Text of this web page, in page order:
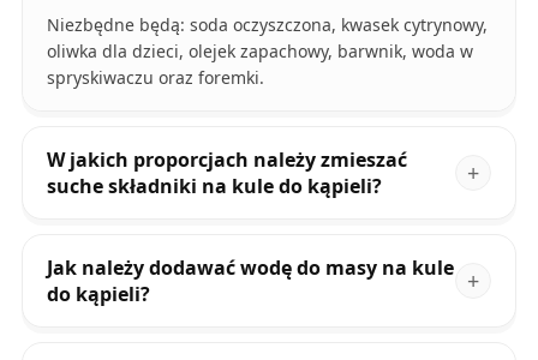
Niezbędne będą: soda oczyszczona, kwasek cytrynowy,
oliwka dla dzieci, olejek zapachowy, barwnik, woda w
spryskiwaczu oraz foremki.
W jakich proporcjach należy zmieszać
suche składniki na kule do kąpieli?
Jak należy dodawać wodę do masy na kule
do kąpieli?